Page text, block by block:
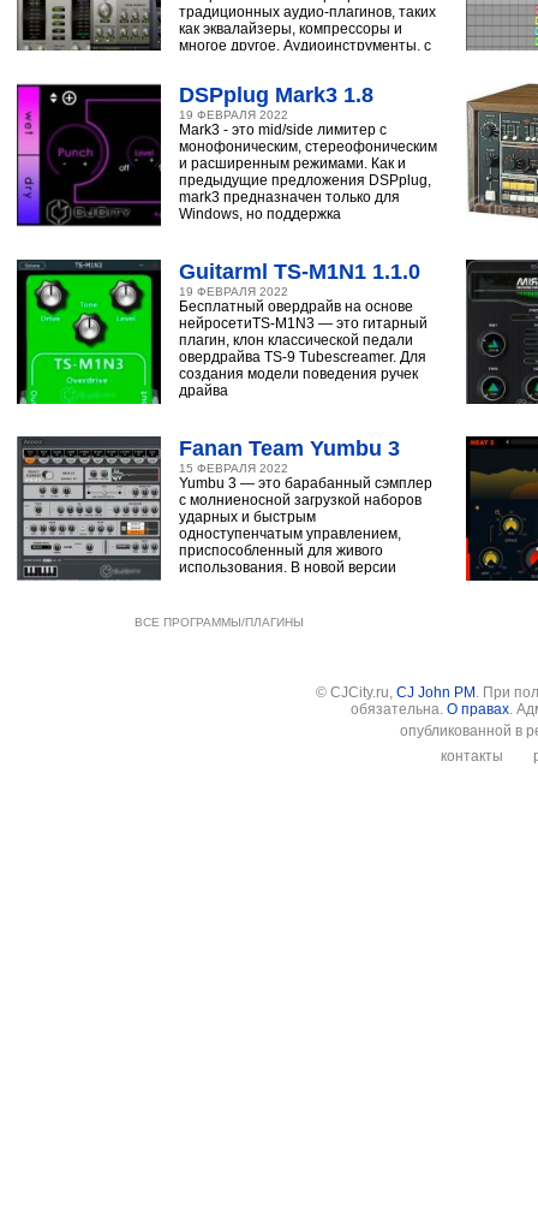
традиционных аудио-плагинов, таких
как эквалайзеры, компрессоры и
многое другое. Аудиоинструменты, с
DSPplug Mark3 1.8
19 ФЕВРАЛЯ 2022
Mark3 - это mid/side лимитер с
монофоническим, стереофоническим
и расширенным режимами. Как и
предыдущие предложения DSPplug,
mark3 предназначен только для
Windows, но поддержка
Guitarml TS-M1N1 1.1.0
19 ФЕВРАЛЯ 2022
Бесплатный овердрайв на основе
нейросетиTS-M1N3 — это гитарный
плагин, клон классической педали
овердрайва TS-9 Tubescreamer. Для
создания модели поведения ручек
драйва
Fanan Team Yumbu 3
15 ФЕВРАЛЯ 2022
Yumbu 3 — это барабанный сэмплер
с молниеносной загрузкой наборов
ударных и быстрым
одноступенчатым управлением,
приспособленный для живого
использования. В новой версии
ВСЕ ПРОГРАММЫ/ПЛАГИНЫ
© CJCity.ru, CJ John PM . При
обязательна. О правах.
опубликованной в
контакты